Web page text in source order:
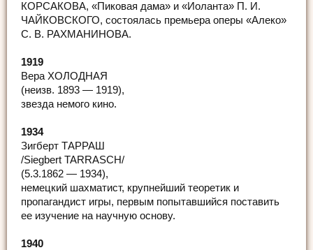
КОРСАКОВА, «Пиковая дама» и «Иоланта» П. И.
ЧАЙКОВСКОГО, состоялась премьера оперы «Алеко»
С. В. РАХМАНИНОВА.
1919
Вера ХОЛОДНАЯ
(неизв. 1893 — 1919),
звезда немого кино.
1934
Зигберт ТАРРАШ
/Siegbert TARRASCH/
(5.3.1862 — 1934),
немецкий шахматист, крупнейший теоретик и
пропагандист игры, первым попытавшийся поставить
ее изучение на научную основу.
1940